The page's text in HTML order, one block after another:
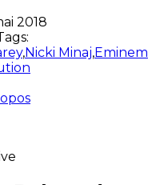
2018
,Nicki Minaj,Eminem